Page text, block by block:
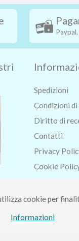
cookie per
Informazioni
Spedizioni
Condizioni
Diritto di
Contatti
Privacy
Cookie
Blog
Piccolo Mondo di Ferri